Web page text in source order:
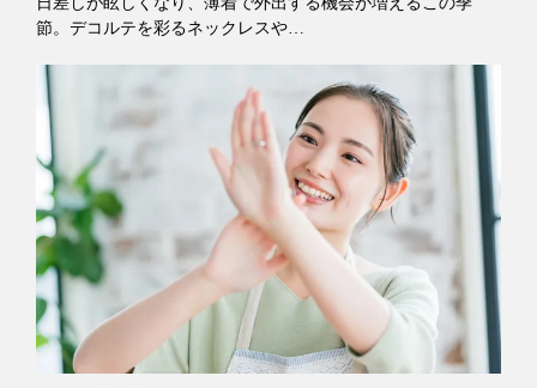
節。デコルテを彩るネックレスや…